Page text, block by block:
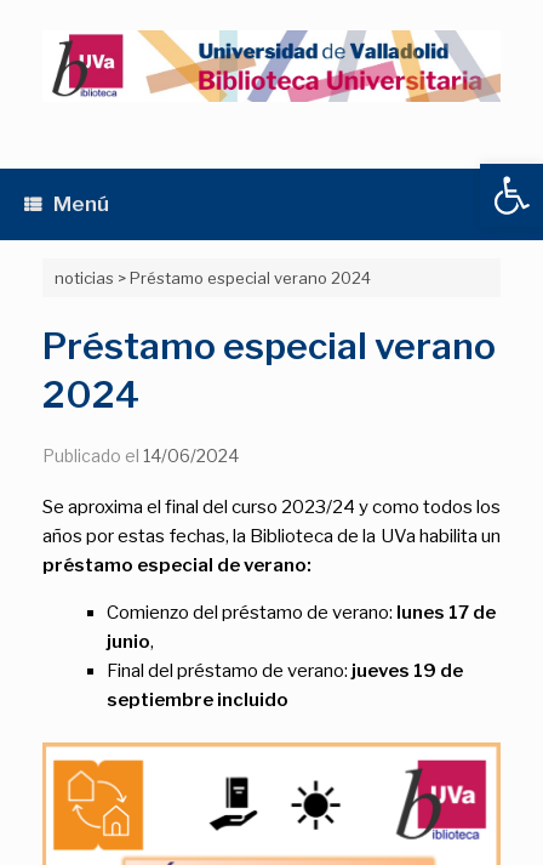
Abrir
contenido
Menú
noticias >Préstamo especial verano 2024
Préstamo especial verano
2024
Publicado el 14/06/2024
Se aproxima el final del curso 2023/24 y como todos los
años por estas fechas, la Biblioteca de la UVa habilita un
préstamo especial de verano:
Comienzo del préstamo de verano: lunes 17 de
junio,
Final del préstamo de verano: jueves 19 de
septiembre incluido